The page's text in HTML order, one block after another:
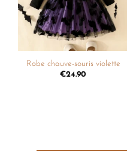
Robe chauve-souris violette
€24.90